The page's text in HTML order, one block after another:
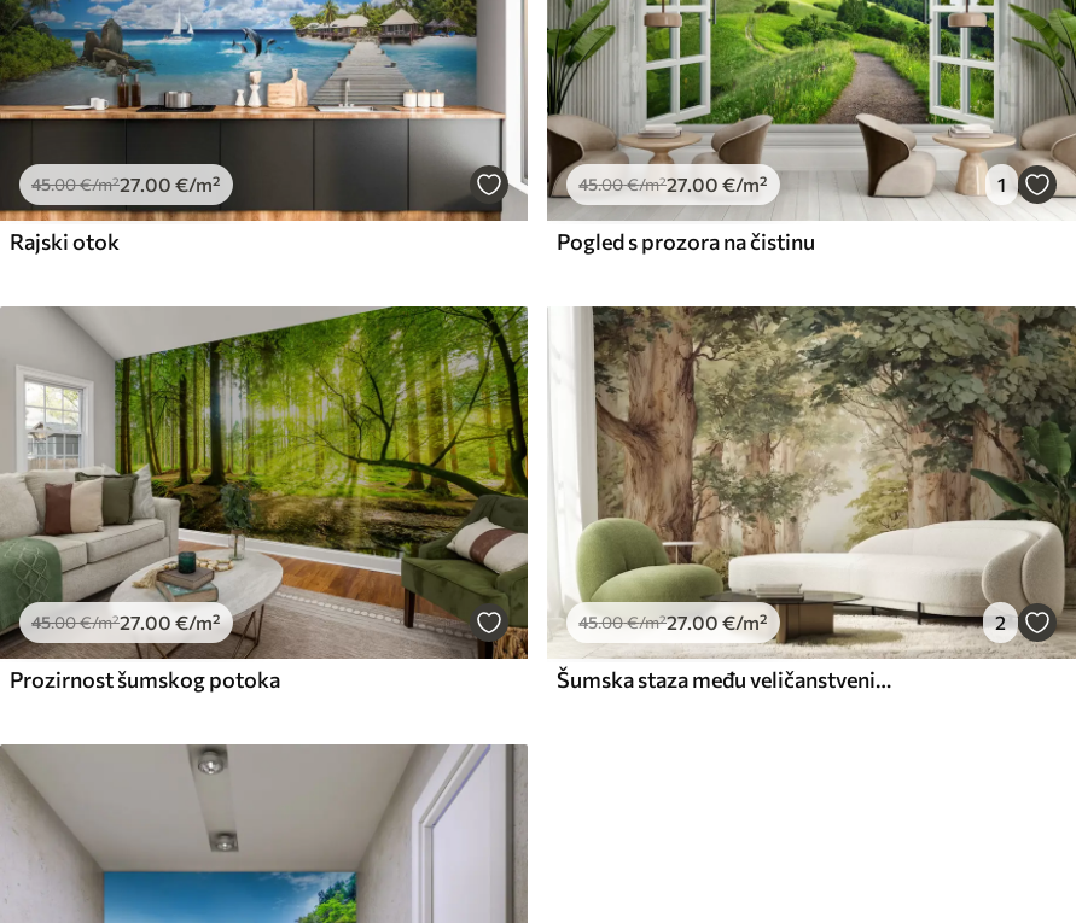
45.00€/m²27.00 €/m²
Rajski otok
45.00€/m²27.00 €/m² 1
Pogled s prozora na čistinu
45.00€/m²27 .00 €/m²
Prozirnost šumskog potoka
45.00€/m²27.00 €/m² 2
Šumska staza među veličanstvenim drvećem u stilu akvarela